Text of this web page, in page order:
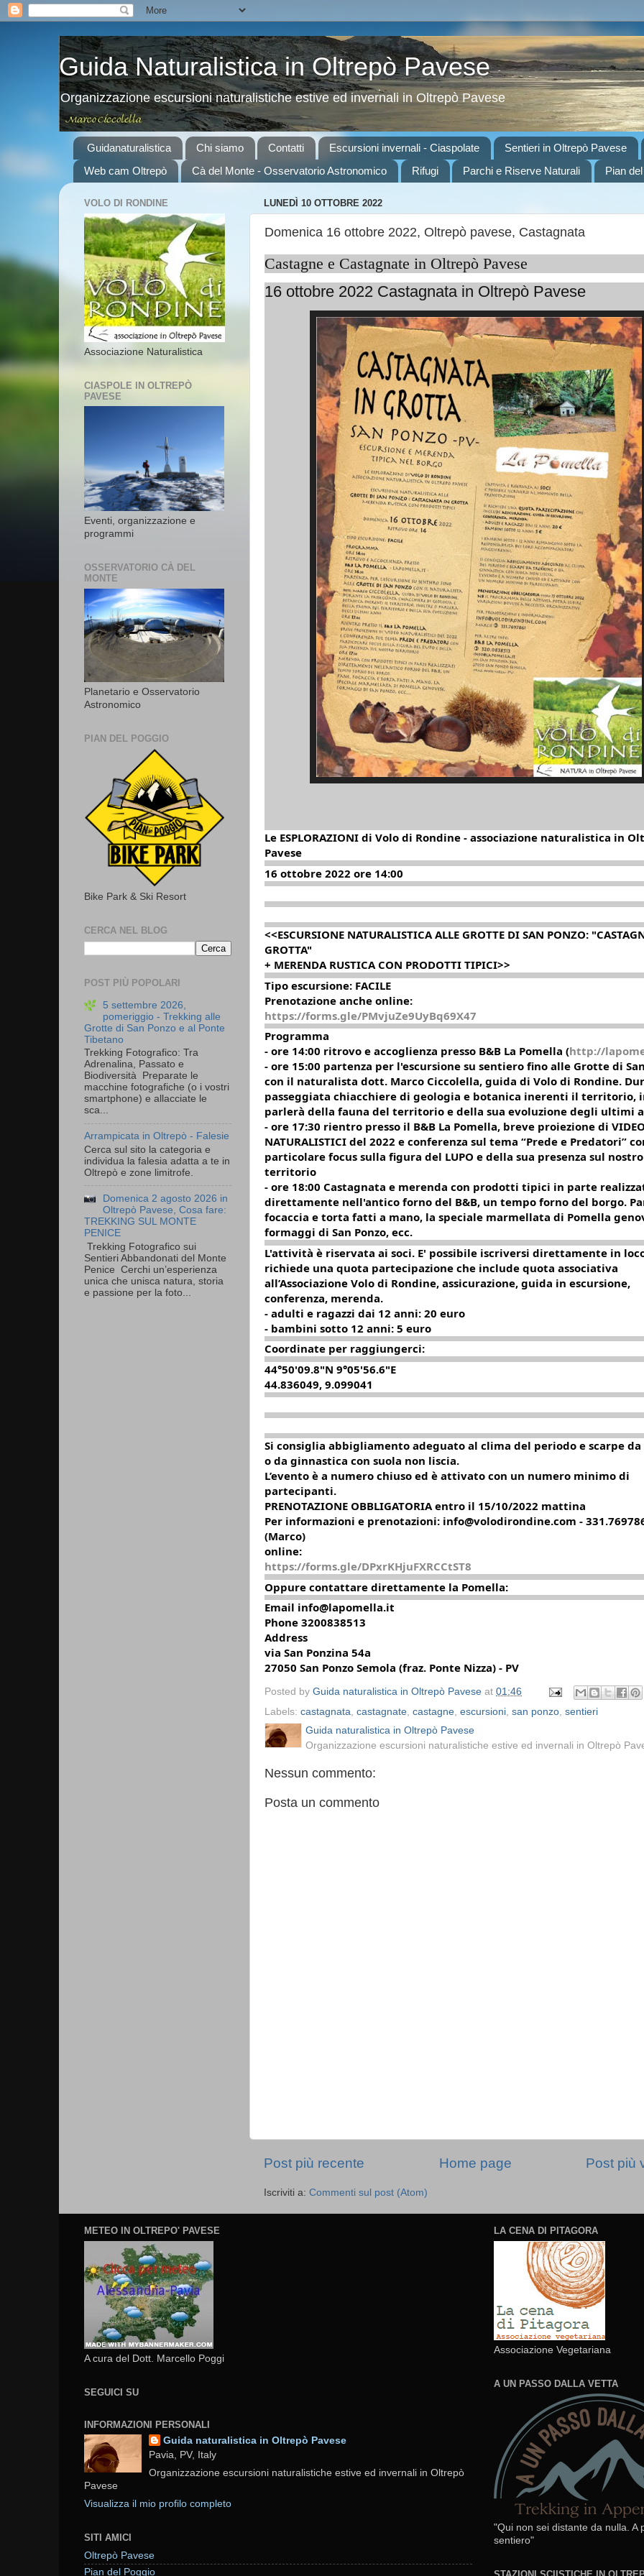
Guida Naturalistica in Oltrepò Pavese
Organizzazione escursioni naturalistiche estive ed invernali in Oltrepò Pavese
Guidanaturalistica Chi siamo Contatti Escursioni invernali - Ciaspolate
Sentieri in Oltrepò Pavese
Web cam Oltrepò
Cà del Monte - Osservatorio Astronomico Rifugi Parchi e Riserve Naturali Pian
LUNEDÌ 10 OTTOBRE 2022
Domenica 16 ottobre 2022, Oltrepò pavese, Castagnata
Castagne e Castagnate in Oltrepò Pavese
16 ottobre 2022 Castagnata in Oltrepò Pavese
Le ESPLORAZIONI di Volo di Rondine - associazione naturalistica in
Pavese
16 ottobre 2022 ore 14:00
<<ESCURSIONE NATURALISTICA ALLE GROTTE DI SAN PONZO:
GROTTA"
+ MERENDA RUSTICA CON PRODOTTI TIPICI>>
Tipo escursione: FACILE
Prenotazione anche online:
https://forms.gle/PMvjuZe9UyBq69X47
Programma
- ore 14:00 ritrovo e accoglienza presso B&B La Pomella (http://
- ore 15:00 partenza per l'escursione su sentiero fino alle Grotte di
con il naturalista dott. Marco Ciccolella, guida di Volo di Rondine.
passeggiata chiacchiere di geologia e botanica inerenti il territorio,
parlerà della fauna del territorio e della sua evoluzione degli ultimi
- ore 17:30 rientro presso il B&B La Pomella, breve proiezione di
NATURALISTICI del 2022 e conferenza sul tema “Prede e Predatori”
particolare focus sulla figura del LUPO e della sua presenza sul nostro
territorio
- ore 18:00 Castagnata e merenda con prodotti tipici in parte
direttamente nell'antico forno del B&B, un tempo forno del borgo.
focaccia e torta fatti a mano, la speciale marmellata di Pomella
formaggi di San Ponzo, ecc.
L'attività è riservata ai soci. E' possibile iscriversi direttamente in
richiede una quota partecipazione che include quota associativa
all’Associazione Volo di Rondine, assicurazione, guida in escursione,
conferenza, merenda.
- adulti e ragazzi dai 12 anni: 20 euro
- bambini sotto 12 anni: 5 euro
Coordinate per raggiungerci:
44°50'09.8"N 9°05'56.6"E
44.836049, 9.099041
Si consiglia abbigliamento adeguato al clima del periodo e scarpe
o da ginnastica con suola non liscia.
L’evento è a numero chiuso ed è attivato con un numero minimo di
partecipanti.
PRENOTAZIONE OBBLIGATORIA entro il 15/10/2022 mattina
Per informazioni e prenotazioni: info@volodirondine.com -
(Marco)
online:
https://forms.gle/DPxrKHjuFXRCCtST8
Oppure contattare direttamente la Pomella:
Email info@lapomella.it
Phone 3200838513
Address
via San Ponzina 54a
27050 San Ponzo Semola (fraz. Ponte Nizza) - PV
Posted by Guida naturalistica in Oltrepò Pavese at 01:46
Labels: castagnata castagnate castagne escursioni san ponzo sentieri
Guida naturalistica in Oltrepò Pavese
Organizzazione escursioni naturalistiche estive ed invernali in Oltrepò
Nessun commento:
Posta un commento
Post più recente Post più
Home page
Iscriviti a: Commenti sul post (Atom)
VOLO DI RONDINE
Associazione Naturalistica
CIASPOLE IN OLTREPÒ
PAVESE
Eventi, organizzazione e
programmi
OSSERVATORIO CÀ DEL
MONTE
Planetario e Osservatorio
Astronomico
PIAN DEL POGGIO
Bike Park & Ski Resort
CERCA NEL BLOG
POST PIÙ POPOLARI
5 settembre 2026,
pomeriggio - Trekking alle
Grotte di San Ponzo e al Ponte
Tibetano
Trekking Fotografico: Tra
Adrenalina, Passato e
Biodiversità Preparate le
macchine fotografiche (o i vostri
smartphone) e allacciate le
sca...
Arrampicata in Oltrepò - Falesie
Cerca sul sito la categoria e
individua la falesia adatta a te in
Oltrepò e zone limitrofe.
Domenica 2 agosto 2026 in
Oltrepò Pavese, Cosa fare:
TREKKING SUL MONTE
PENICE
Trekking Fotografico sui
Sentieri Abbandonati del Monte
Penice Cerchi un’esperienza
unica che unisca natura, storia
e passione per la foto...
METEO IN OLTREPO' PAVESE
A cura del Dott. Marcello Poggi
SEGUICI SU
INFORMAZIONI PERSONALI
Guida naturalistica in Oltrepò Pavese
Pavia, PV, Italy
Organizzazione escursioni naturalistiche estive ed invernali in Oltrepò
Pavese
Visualizza il mio profilo completo
SITI AMICI
Oltrepò Pavese
Pian del Poggio
LA CENA DI PITAGORA
Associazione Vegetariana
A UN PASSO DALLA VETTA
"Qui non sei distante da nulla. A
sentiero"